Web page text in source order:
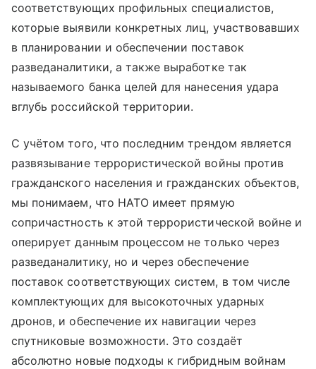
соответствующих профильных специалистов,
которые выявили конкретных лиц, участвовавших
в планировании и обеспечении поставок
разведаналитики, а также выработке так
называемого банка целей для нанесения удара
вглубь российской территории.
С учётом того, что последним трендом является
развязывание террористической войны против
гражданского населения и гражданских объектов,
мы понимаем, что НАТО имеет прямую
сопричастность к этой террористической войне и
оперирует данным процессом не только через
разведаналитику, но и через обеспечение
поставок соответствующих систем, в том числе
комплектующих для высокоточных ударных
дронов, и обеспечение их навигации через
спутниковые возможности. Это создаёт
абсолютно новые подходы к гибридным войнам